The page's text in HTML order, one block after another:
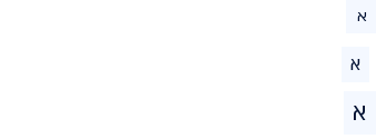
א
א
א